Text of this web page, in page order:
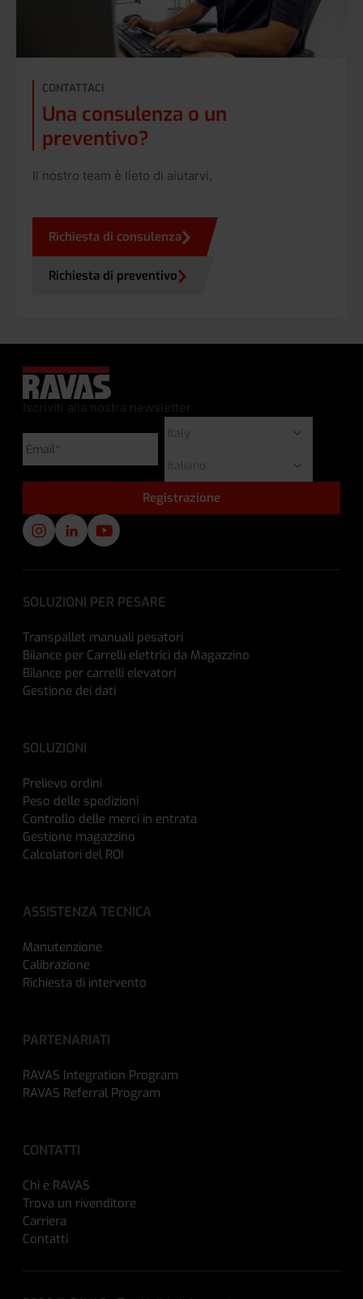
CONTATTACI
Una consulenza o un
preventivo?
Il nostro team è lieto di aiutarvi.
Richiesta di consulenza
Richiesta di preventivo
Iscriviti alla nostra newsletter
SOLUZIONI PER PESARE
Transpallet manuali pesatori
Bilance per Carrelli elettrici da Magazzino
Bilance per carrelli elevatori
Gestione dei dati
SOLUZIONI
Prelievo ordini
Peso delle spedizioni
Controllo delle merci in entrata
Gestione magazzino
Calcolatori del ROI
ASSISTENZA TECNICA
Manutenzione
Calibrazione
Richiesta di intervento
PARTENARIATI
RAVAS Integration Program
RAVAS Referral Program
CONTATTI
Chi è RAVAS
Trova un rivenditore
Carriera
Contatti